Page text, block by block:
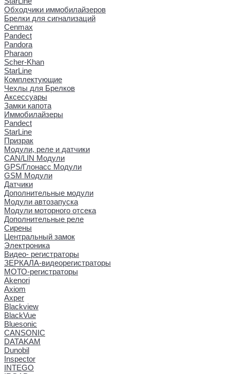
Обходчики иммобилайзеров
Брелки для сигнализаций
Cenmax
Pandect
Pandora
Pharaon
Scher-Khan
StarLine
Комплектующие
Чехлы для Брелков
Аксессуары
Замки капота
Иммобилайзеры
Pandect
StarLine
Призрак
Модули, реле и датчики
CAN/LIN Модули
GPS/Глонасс Модули
GSM Модули
Датчики
Дополнительные модули
Модули автозапуска
Модули моторного отсека
Дополнительные реле
Сирены
Центральный замок
Электроника
Видео- регистраторы
ЗЕРКАЛА-видеорегистраторы
МОТО-регистраторы
Akenori
Axiom
Axper
Blackview
BlackVue
Bluesonic
CANSONIC
DATAKAM
Dunobil
Inspector
INTEGO